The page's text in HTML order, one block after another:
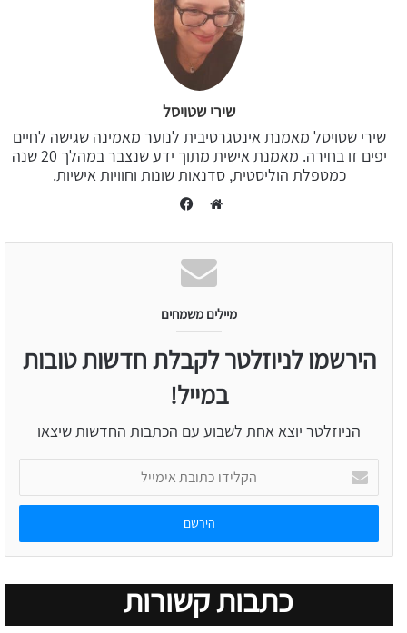
שירי שטויסל
שירי שטויסל מאמנת אינטגרטיבית לנוער מאמינה שגישה לחיים
יפים זו בחירה. מאמנת אישית מתוך ידע שנצבר במהלך 20 שנה
כמטפלת הוליסטית, סדנאות שונות וחוויות אישיות.
מיילים משמחים
הירשמו לניוזלטר לקבלת חדשות טובות
במייל!
הניוזלטר יוצא אחת לשבוע עם הכתבות החדשות שיצאו
הקלידו
כתובת
אימייל
כתבות קשורות